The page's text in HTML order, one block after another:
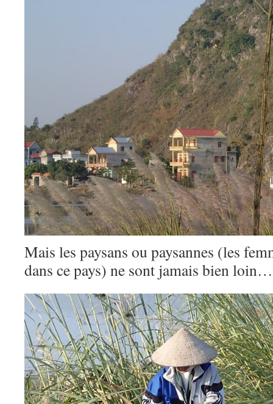
Mais les paysans ou paysannes (les
dans ce pays) ne sont jamais bien loin…